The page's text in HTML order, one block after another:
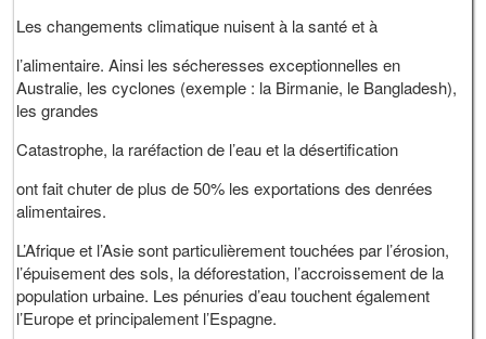
Les changements climatique nuisent à la santé et à
l’alimentaire. Ainsi les sécheresses exceptionnelles en
Australie, les cyclones (exemple : la Birmanie, le Bangladesh),
les grandes
Catastrophe, la raréfaction de l’eau et la désertification
ont fait chuter de plus de 50% les exportations des denrées
alimentaires.
L’Afrique et l’Asie sont particulièrement touchées par l’érosion,
l’épuisement des sols, la déforestation, l’accroissement de la
population urbaine. Les pénuries d’eau touchent également
l’Europe et principalement l’Espagne.